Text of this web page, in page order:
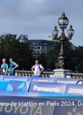
de triatlón en París 2024,